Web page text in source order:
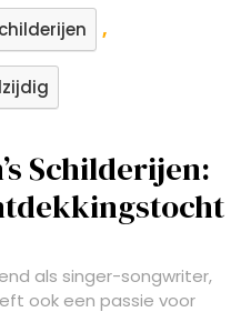
,
Schilderijen:
als singer-songwriter,
ook een passie voor